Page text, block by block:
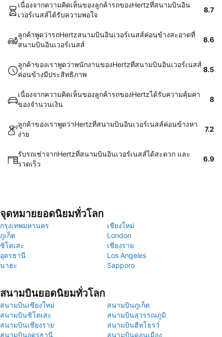
เนื่องจากความคิดเห็นของลูกค้ารถของHertzที่สนามบินอิน
เวอร์เนสส์ได้รับความพอใจ
8.7
ลูกค้าพูดว่ารถHertzสนามบินอินเวอร์เนสส์ค่อนข้างสะอาดที่
สนามบินอินเวอร์เนสส์
8.6
ลูกค้าของเราพูดว่าพนักงานของHertzที่สนามบินอินเวอร์เนสส์
ค่อนข้างมีประสิทธิภาพ
8.5
เนื่องจากความคิดเห็นของลูกค้ารถของHertzได้รับความคุ้มค่า
ของจำนวนเงิน
8
ลูกค้าของเราพูดว่าHertzที่สนามบินอินเวอร์เนสส์ค่อนข้างหา
ง่าย
7.2
รับรถเช่าจากHertzที่สนามบินอินเวอร์เนสส์ได้สะดวก และ
รวดเร็ว
6.9
จุดหมายยอดนิยมทั่วโลก
กรุงเทพมหานคร
เชียงใหม่
ภูเก็ต
London
ชิโตเสะ
เชียงราย
อุดรธานี
Los Angeles
นาฮะ
Sapporo
สนามบินยอดนิยมทั่วโลก
สนามบินเชียงใหม่
สนามบินภูเก็ต
สนามบินชิโตเสะ
สนามบินสุวรรณภูมิ
สนามบินเชียงราย
สนามบินฮีทโธรว์
สนามบินอุดรธานี
สนามบินดอนเมือง